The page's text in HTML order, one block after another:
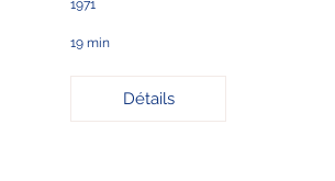
1971
19 min
Détails